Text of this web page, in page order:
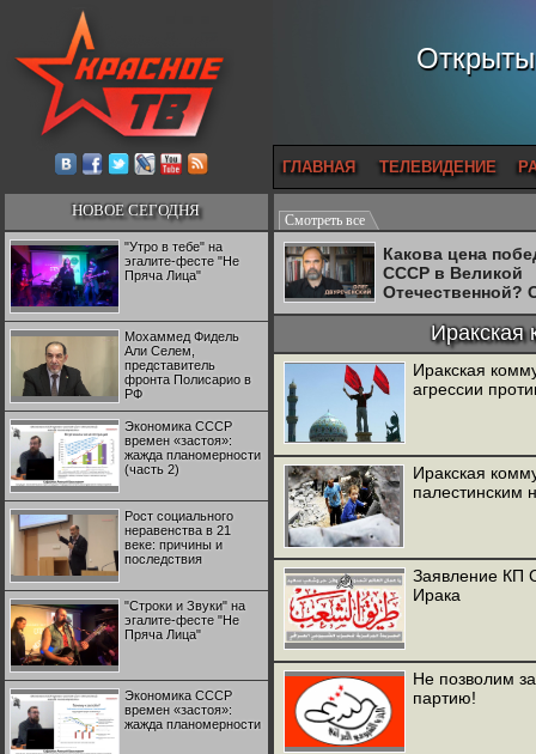
ГЛАВНАЯ ТЕЛЕВИДЕНИЕ
НОВОЕ СЕГОДНЯ
"Утро в тебе" на
эгалите-фесте "Не
Пряча Лица"
Мохаммед Фидель
Али Селем,
представитель
фронта Полисарио в
РФ
Экономика СССР
времен «застоя»:
жажда планомерности
(часть 2)
Рост социального
неравенства в 21
веке: причины и
последствия
"Строки и Звуки" на
эгалите-фесте "Не
Пряча Лица"
Экономика СССР
времен «застоя»:
жажда планомерности
Смотреть все
Какова цена
СССР в Великой
Отечественной?
Двуреченский о
потерянной
Иракская
Иракская
агрессии
Иракская
палестинским
Заявление КП
Ирака
Не позволим
партию!